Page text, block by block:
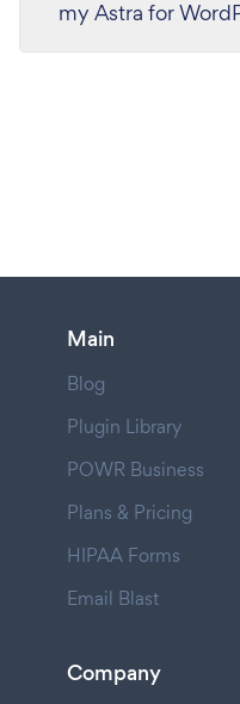
my Astra for
Main
Blog
Plugin Library
POWR Business
Plans & Pricing
HIPAA Forms
Email Blast
Company